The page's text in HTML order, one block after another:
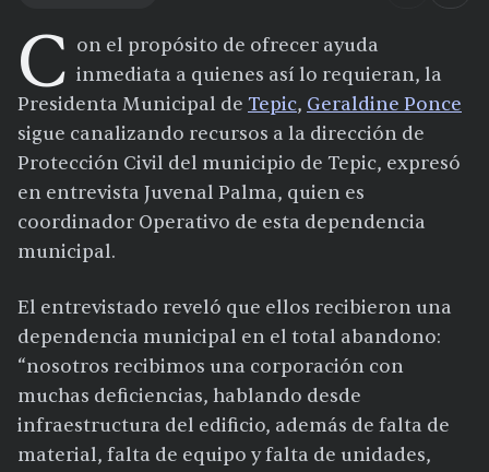
C on el propósito de ofrecer ayuda
inmediata a quienes así lo requieran, la
Presidenta Municipal de Tepic, Geraldine Ponce
sigue canalizando recursos a la dirección de
Protección Civil del municipio de Tepic, expresó
en entrevista Juvenal Palma, quien es
coordinador Operativo de esta dependencia
municipal.
El entrevistado reveló que ellos recibieron una
dependencia municipal en el total abandono:
“nosotros recibimos una corporación con
muchas deficiencias, hablando desde
infraestructura del edificio, además de falta de
material, falta de equipo y falta de unidades,